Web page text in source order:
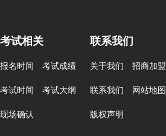
考试相关
报名时间
考试成绩
考试时间
考试大纲
现场确认
联系我们
关于我们
招商加盟
联系我们
网站地图
版权声明